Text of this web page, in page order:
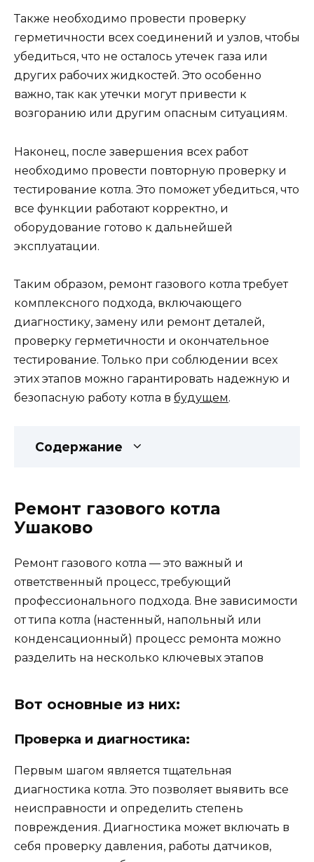
Также необходимо провести проверку
герметичности всех соединений и узлов, чтобы
убедиться, что не осталось утечек газа или
других рабочих жидкостей. Это особенно
важно, так как утечки могут привести к
возгоранию или другим опасным ситуациям.
Наконец, после завершения всех работ
необходимо провести повторную проверку и
тестирование котла. Это поможет убедиться, что
все функции работают корректно, и
оборудование готово к дальнейшей
эксплуатации.
Таким образом, ремонт газового котла требует
комплексного подхода, включающего
диагностику, замену или ремонт деталей,
проверку герметичности и окончательное
тестирование. Только при соблюдении всех
этих этапов можно гарантировать надежную и
безопасную работу котла в будущем.
Содержание
Ремонт газового котла
Ушаково
Ремонт газового котла — это важный и
ответственный процесс, требующий
профессионального подхода. Вне зависимости
от типа котла (настенный, напольный или
конденсационный) процесс ремонта можно
разделить на несколько ключевых этапов
Вот основные из них:
Проверка и диагностика:
Первым шагом является тщательная
диагностика котла. Это позволяет выявить все
неисправности и определить степень
повреждения. Диагностика может включать в
себя проверку давления, работы датчиков,